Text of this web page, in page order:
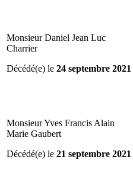
Monsieur Daniel Jean Luc
Charrier
Décédé(e) le 24 septembre 2021
Monsieur Yves Francis Alain
Marie Gaubert
Décédé(e) le 21 septembre 2021